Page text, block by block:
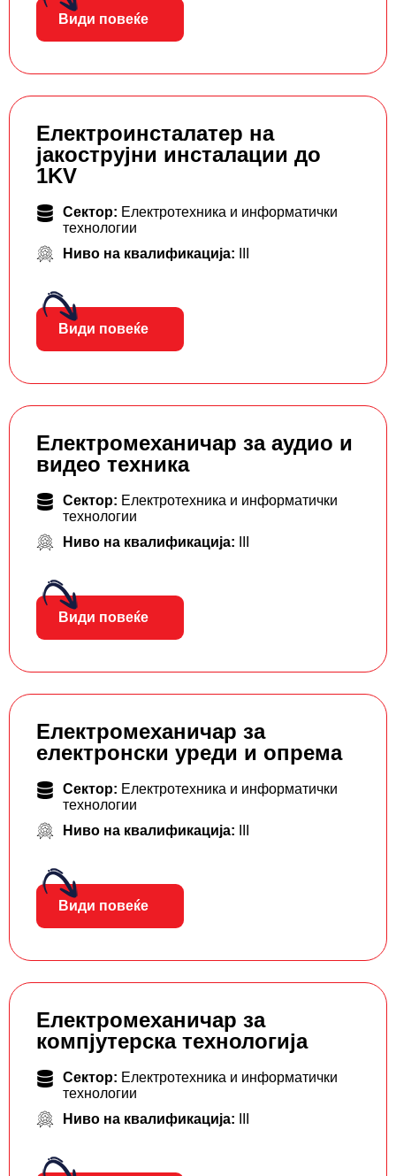
Види повеќе
Електроинсталатер на
јакострујни инсталации до
1KV
Сектор: Електротехника и информатички
технологии
Ниво на квалификација:
Види повеќе
Електромеханичар за аудио и
видео техника
Сектор: Електротехника и информатички
технологии
Ниво на квалификација:
Види повеќе
Електромеханичар за
електронски уреди и опрема
Сектор: Електротехника и информатички
технологии
Ниво на квалификација:
Види повеќе
Електромеханичар за
компјутерска технологија
Сектор: Електротехника и информатички
технологии
Ниво на квалификација: